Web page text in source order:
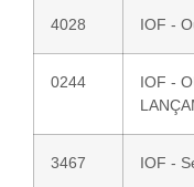
4028 IOF -
0244
IOF -
3467 IOF -